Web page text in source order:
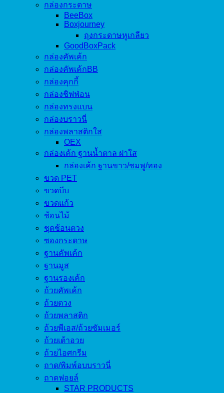
กล่องกระดาษ
BeeBox
Boxjourney
ถุงกระดาษหูเกลียว
GoodBoxPack
กล่องคัพเค้ก
กล่องคัพเค้กBB
กล่องคุกกี้
กล่องชิฟฟ่อน
กล่องทรงแบน
กล่องบราวนี่
กล่องพลาสติกใส
OEX
กล่องเค้ก ฐานน้ำตาล ฝาใส
กล่องเค้ก ฐานขาว/ชมพู/ทอง
ขวด PET
ขวดบีบ
ขวดแก้ว
ช้อนไม้
ชุดช้อนตวง
ซองกระดาษ
ฐานคัพเค้ก
ฐานมูส
ฐานรองเค้ก
ถ้วยคัพเค้ก
ถ้วยตวง
ถ้วยพลาสติก
ถ้วยพีเอส/ถ้วยซัมเมอร์
ถ้วยเต้าอวย
ถ้วยไอศกรีม
ถาด/พิมพ์อบบราวนี่
ถาดฟอยล์
STAR PRODUCTS